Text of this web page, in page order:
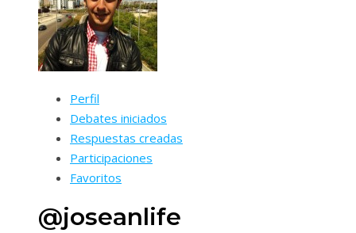
Perfil
Debates iniciados
Respuestas creadas
Participaciones
Favoritos
@joseanlife